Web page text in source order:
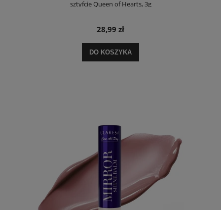
sztyfcie Queen of Hearts, 3g
28,99 zł
DO KOSZYKA